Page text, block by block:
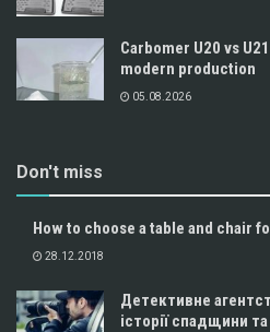
Carbomer U20 vs
modern production
05.08.2026
Don't miss
How to choose a table and chair
28.12.2018
Детективне
історії спадщини